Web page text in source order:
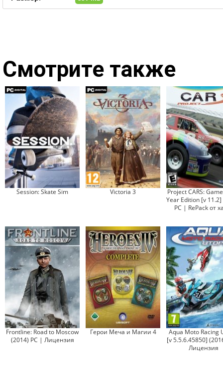
Смотрите также
Session: Skate Sim Victoria 3
Project CARS:
Year Edition [v
PC | RePack от
Frontline: Road to Moscow
(2014) PC | Лицензия
Герои Меча и Магии 4
Aqua Moto Racing
[v 5.5.6.45850]
Лицензия